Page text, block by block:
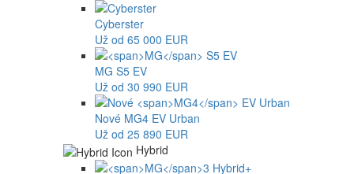
Cyberster
Už od 65 000 EUR
MG S5 EV
Už od 30 990 EUR
Nové MG4 EV Urban
Už od 25 890 EUR
Hybrid